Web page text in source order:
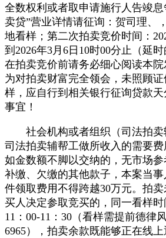
全数权利或者取申请施行人告竣
卖贷”营业详情请征询：贺司理、
地看样；第二次拍卖竞价时间：
到2026年3月6日10时00分止（延
在拍卖竞价前请务必细心阅读本
为对拍卖财富完全领会，未照顾
样，应自行到相关银行征询贷款
事宜！
社会机构或者组织（司法拍卖
司法拍卖辅帮工做所收入的需要费
如金数额不脚以交纳的，无市场参
补缴、欠缴的其他款子，本案当
件领取费用不得跨越30万元。拍
买人决定参取竞买的，同一看样时
11：00-11：30（看样需提前德律
6965），拍卖余款既能够正在线